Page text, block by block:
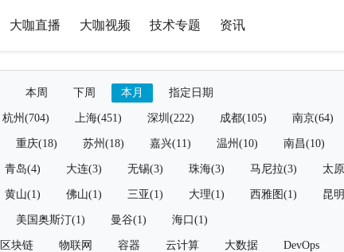
大咖直播 大咖视频 技术专题 资讯
本周 下周 本月 指定日期
杭州(704) 上海(451) 深圳(222) 成都(105) 南京(64)
重庆(18) 苏州(18) 嘉兴(11) 温州(10) 南昌(10)
青岛(4) 大连(3) 无锡(3) 珠海(3) 马尼拉(3) 太
黄山(1) 佛山(1) 三亚(1) 大理(1) 西雅图(1) 昆
美国奥斯汀(1) 曼谷(1) 海口(1)
区块链 物联网 容器 云计算 大数据 DevOps